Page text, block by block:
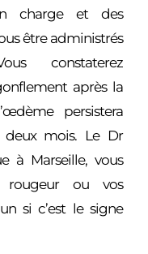
charge et des
être administrés
constaterez
après la
persistera
deux mois. Le Dr
à Marseille, vous
ou vos
si c’est le signe